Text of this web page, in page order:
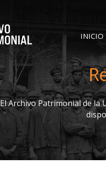
INICIO
El Archivo Patrimonial de la